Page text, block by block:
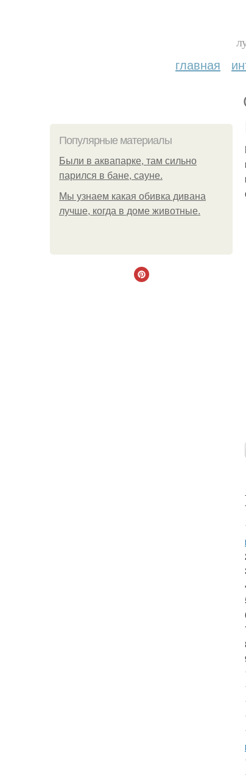
главная
Популярные материалы
Были в аквапарке, там сильно
парился в бане, сауне.
Мы узнаем какая обивка дивана
лучше, когда в доме животные.